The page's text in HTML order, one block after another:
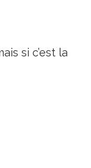
si c’est la